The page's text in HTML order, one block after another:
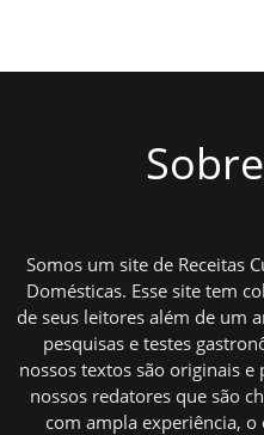
Somos um site de Receitas
Domésticas. Esse site tem
de seus leitores além de um
pesquisas e testes
nossos textos são originais
nossos redatores que são
com ampla experiência, o